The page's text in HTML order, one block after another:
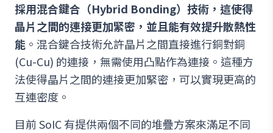
採用混合鍵合（Hybrid Bonding）技術，這使得
晶片之間的連接更加緊密，並且能有效提升散熱性
能 。混合鍵合技術允許晶片之間直接進行銅對銅
(Cu-Cu) 的連接，無需使用凸點作為連接。這種方
法使得晶片之間的連接更加緊密，可以實現更高的
互連密度。
目前 SoIC 有提供兩個不同的堆疊方案來滿足不同